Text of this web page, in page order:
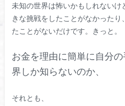
未知の世界は怖いかもしれないけ
きな挑戦をしたことがなかったり
たことがないだけです。きっと。
お金を理由に簡単に自分
界しか知らないのか、
それとも、